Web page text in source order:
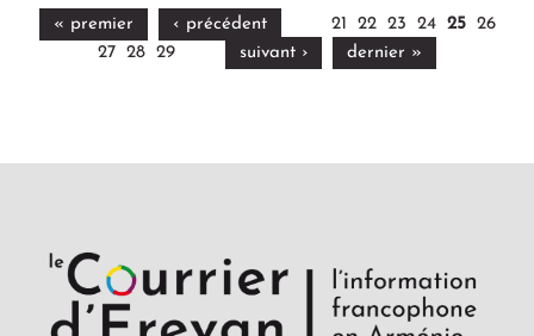
« premier ‹ précédent 21 22 23 24 25
26
27 28 29 suivant › dernier »